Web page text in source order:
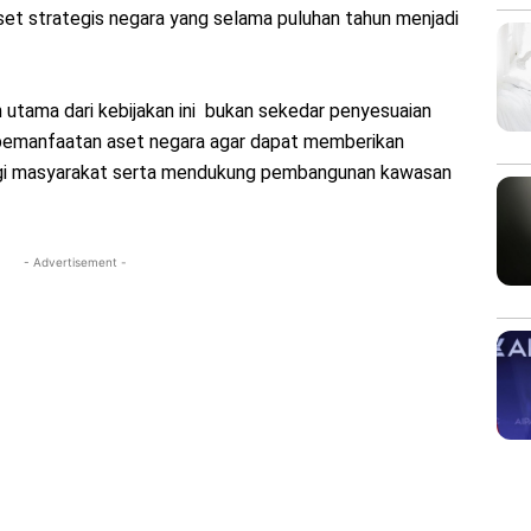
strategis negara yang selama puluhan tahun menjadi
dari kebijakan ini bukan sekedar penyesuaian
aset negara agar dapat memberikan
serta mendukung pembangunan kawasan
- Advertisement -